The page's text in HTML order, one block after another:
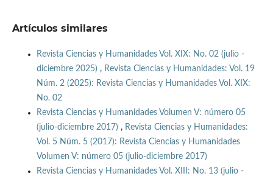
Artículos similares
Revista Ciencias y Humanidades Vol. XIX: No. 02 (julio -
diciembre 2025) , Revista Ciencias y Humanidades: Vol. 19
Núm. 2 (2025): Revista Ciencias y Humanidades Vol. XIX:
No. 02
Revista Ciencias y Humanidades Volumen V: número 05
(julio-diciembre 2017) , Revista Ciencias y Humanidades:
Vol. 5 Núm. 5 (2017): Revista Ciencias y Humanidades
Volumen V: número 05 (julio-diciembre 2017)
Revista Ciencias y Humanidades Vol. XIII: No. 13 (julio -